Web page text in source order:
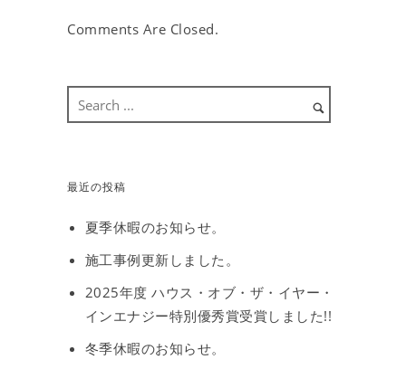
Comments Are Closed.
最近の投稿
夏季休暇のお知らせ。
施工事例更新しました。
2025年度 ハウス・オブ・ザ・イヤー・
インエナジー特別優秀賞受賞しました!!
冬季休暇のお知らせ。